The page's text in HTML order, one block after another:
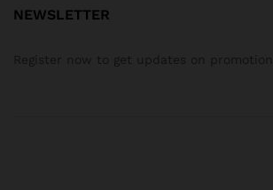
NEWSLETTER